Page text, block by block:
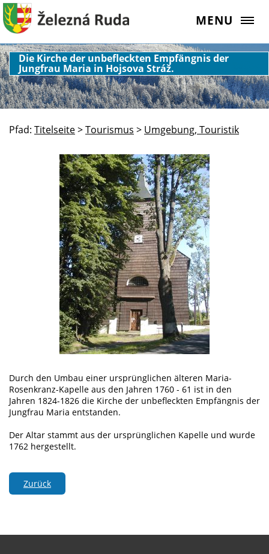
MENU
Die Kirche der unbefleckten Empfängnis der
Jungfrau Maria in Hojsova Stráž.
Pfad: Titelseite>Tourismus > Umgebung, Touristik
Durch den Umbau einer ursprünglichen älteren Maria-
Rosenkranz-Kapelle aus den Jahren 1760 - 61 ist in den
Jahren 1824-1826 die Kirche der unbefleckten Empfängnis der
Jungfrau Maria entstanden.
Der Altar stammt aus der ursprünglichen Kapelle und wurde
1762 hergestellt.
Zurück